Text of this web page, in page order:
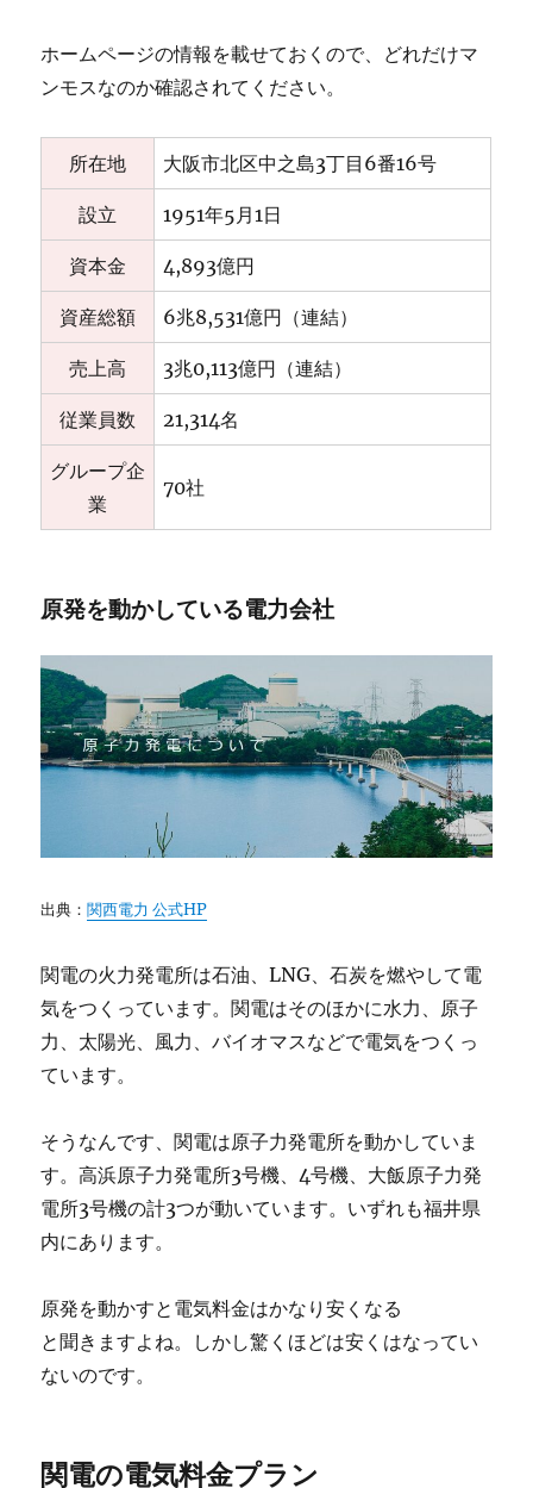
ホームページの情報を載せておくので、どれだけマ
ンモスなのか確認されてください。
所在地 大阪市北区中之島3丁目6番16号
設立 1951年5月1日
資本金 4,893億円
資産総額 6兆8,531億円（連結）
売上高 3兆0,113億円（連結）
従業員数 21,314名
グループ企
業
70社
原発を動かしている電力会社
出典：関西電力 公式HP
関電の火力発電所は石油、LNG、石炭を燃やして電
気をつくっています。関電はそのほかに水力、原子
力、太陽光、風力、バイオマスなどで電気をつくっ
ています。
そうなんです、関電は原子力発電所を動かしていま
す。高浜原子力発電所3号機、4号機、大飯原子力発
電所3号機の計3つが動いています。いずれも福井県
内にあります。
原発を動かすと電気料金はかなり安くなる
と聞きますよね。しかし驚くほどは安くはなってい
ないのです。
関電の電気料金プラン